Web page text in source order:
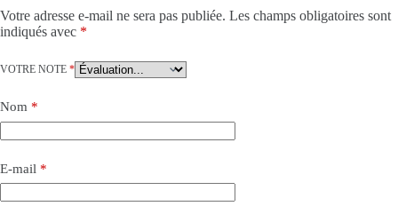
Votre adresse e-mail ne sera pas publiée. Les champs obligatoires sont
indiqués avec *
VOTRE NOTE *
Nom *
E-mail *